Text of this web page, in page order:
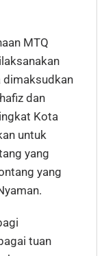
MTQ
dimaksudkan
dan
Kota
untuk
yang
yang
tuan